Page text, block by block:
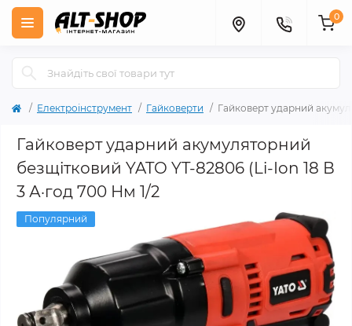
0
Електроінструмент Гайковерти Гайковерт ударний
Гайковерт ударний акумуляторний
безщітковий YATO YT-82806 (Li-Ion 18 В
3 А·год 700 Нм 1/2
Популярний